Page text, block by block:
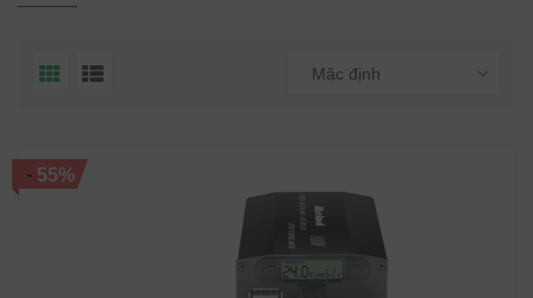
Mặc định
-55%